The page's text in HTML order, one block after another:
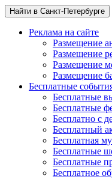
Найти в Санкт-Петербурге
Реклама на сайте
Размещение
Размещение
Размещение
Размещение
Бесплатные
Бесплатные
Бесплатные
Бесплатно с
Бесплатный
Бесплатная
Бесплатные
Бесплатные
Бесплатное